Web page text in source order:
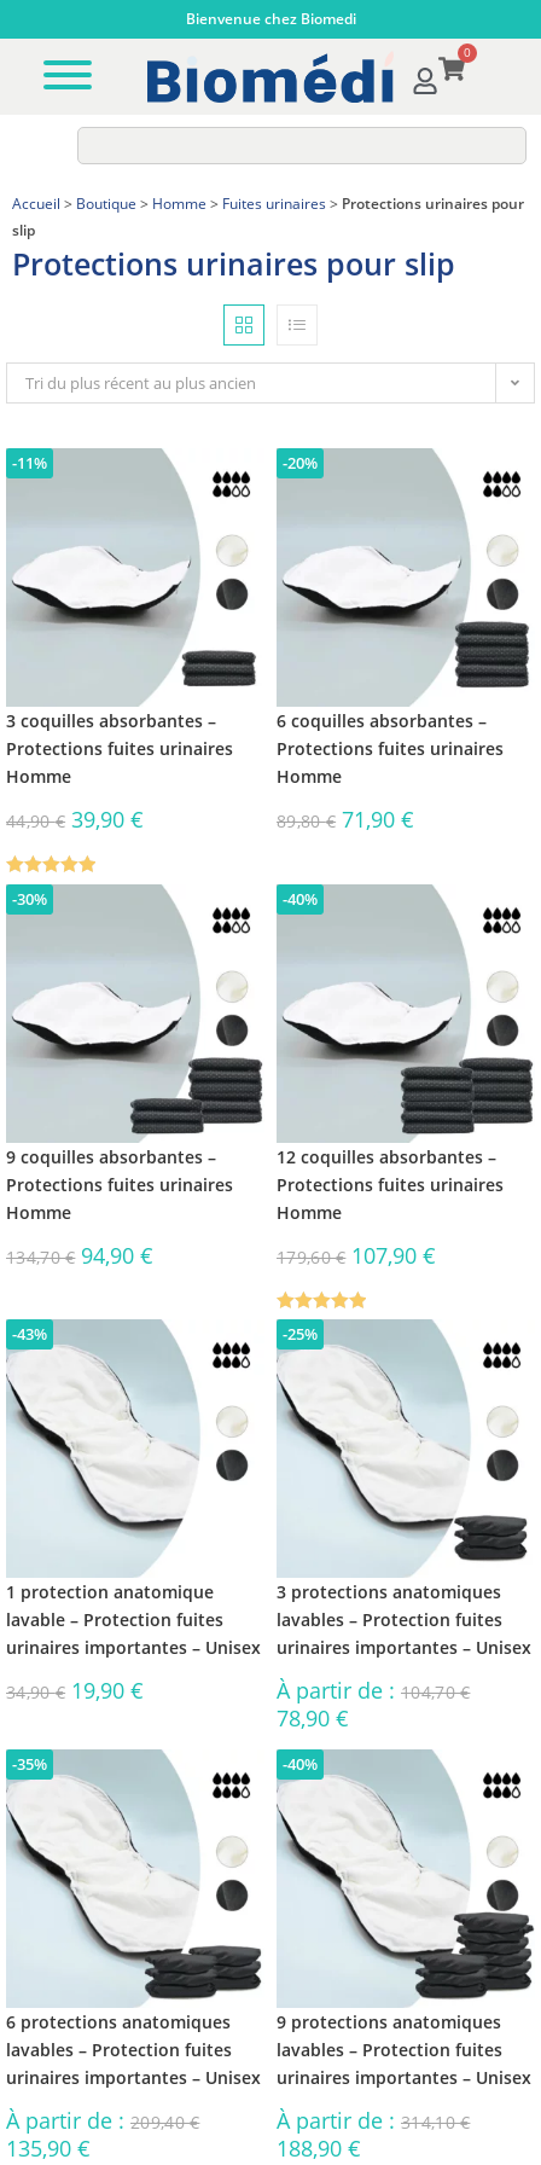
Bienvenue chez Biomedi
0
Accueil > Boutique > Homme > Fuites urinaires> Protections urinaires pour
slip
Protections urinaires pour slip
Tri du plus récent au plus ancien
-11%
3 coquilles absorbantes –
Protections fuites urinaires
Homme
44,90€ 39,90€
Note5.00
sur 5
-20%
6 coquilles absorbantes –
Protections fuites urinaires
Homme
89,80€ 71,90€
-30%
9 coquilles absorbantes –
Protections fuites urinaires
Homme
134,70€ 94,90€
-40%
12 coquilles absorbantes –
Protections fuites urinaires
Homme
179,60€ 107,90€
Note5.00
sur 5
-43%
1 protection anatomique
lavable – Protection fuites
urinaires importantes – Unisex
34,90€ 19,90€
-25%
3 protections anatomiques
lavables – Protection fuites
urinaires importantes – Unisex
À partir de : 104,70€
78,90 €
-35%
6 protections anatomiques
lavables – Protection fuites
urinaires importantes – Unisex
À partir de : 209,40€
135,90 €
-40%
9 protections anatomiques
lavables – Protection fuites
urinaires importantes – Unisex
À partir de : 314,10€
188,90 €